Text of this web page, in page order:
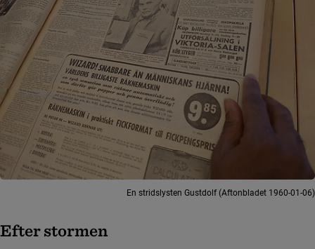
En stridslysten Gustdolf (Aftonbladet 1960-01-06)
Efter stormen